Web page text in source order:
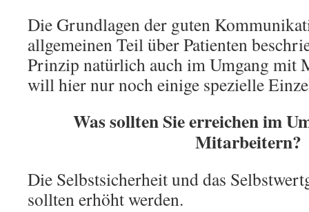
Die Grundlagen der guten
allgemeinen Teil über Patienten
Prinzip natürlich auch im Umgang mit
will hier nur noch einige spezielle
Was sollten Sie erreichen im
Mitarbeitern?
Die Selbstsicherheit und das
sollten erhöht werden.